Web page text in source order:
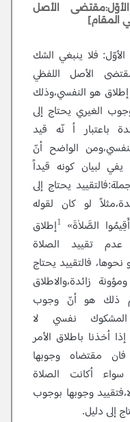
الأصل
المقام]
فلا ينبغي الشك
الأصل اللفظي
هو النفسي،وذلك
الغيري يحتاج إلى
باعتبار أ نّه قيد
الواضح أنّ
يفي لبيان كونه قيداً
يحتاج إلى
لو كان لقوله
الصَّلاٰةَ» 1إطلاق
عدم تقييد الصلاة
نحوها، فالتقييد يحتاج
زائدة،والاطلاق
ذلك هو أنّ وجوب
المشكوك نفسي لا
أخذنا باطلاق الأمر
فان مقتضاه وجوبها
سواء أكانت الصلاة
وجوبها بوجوب
إلى دليل.